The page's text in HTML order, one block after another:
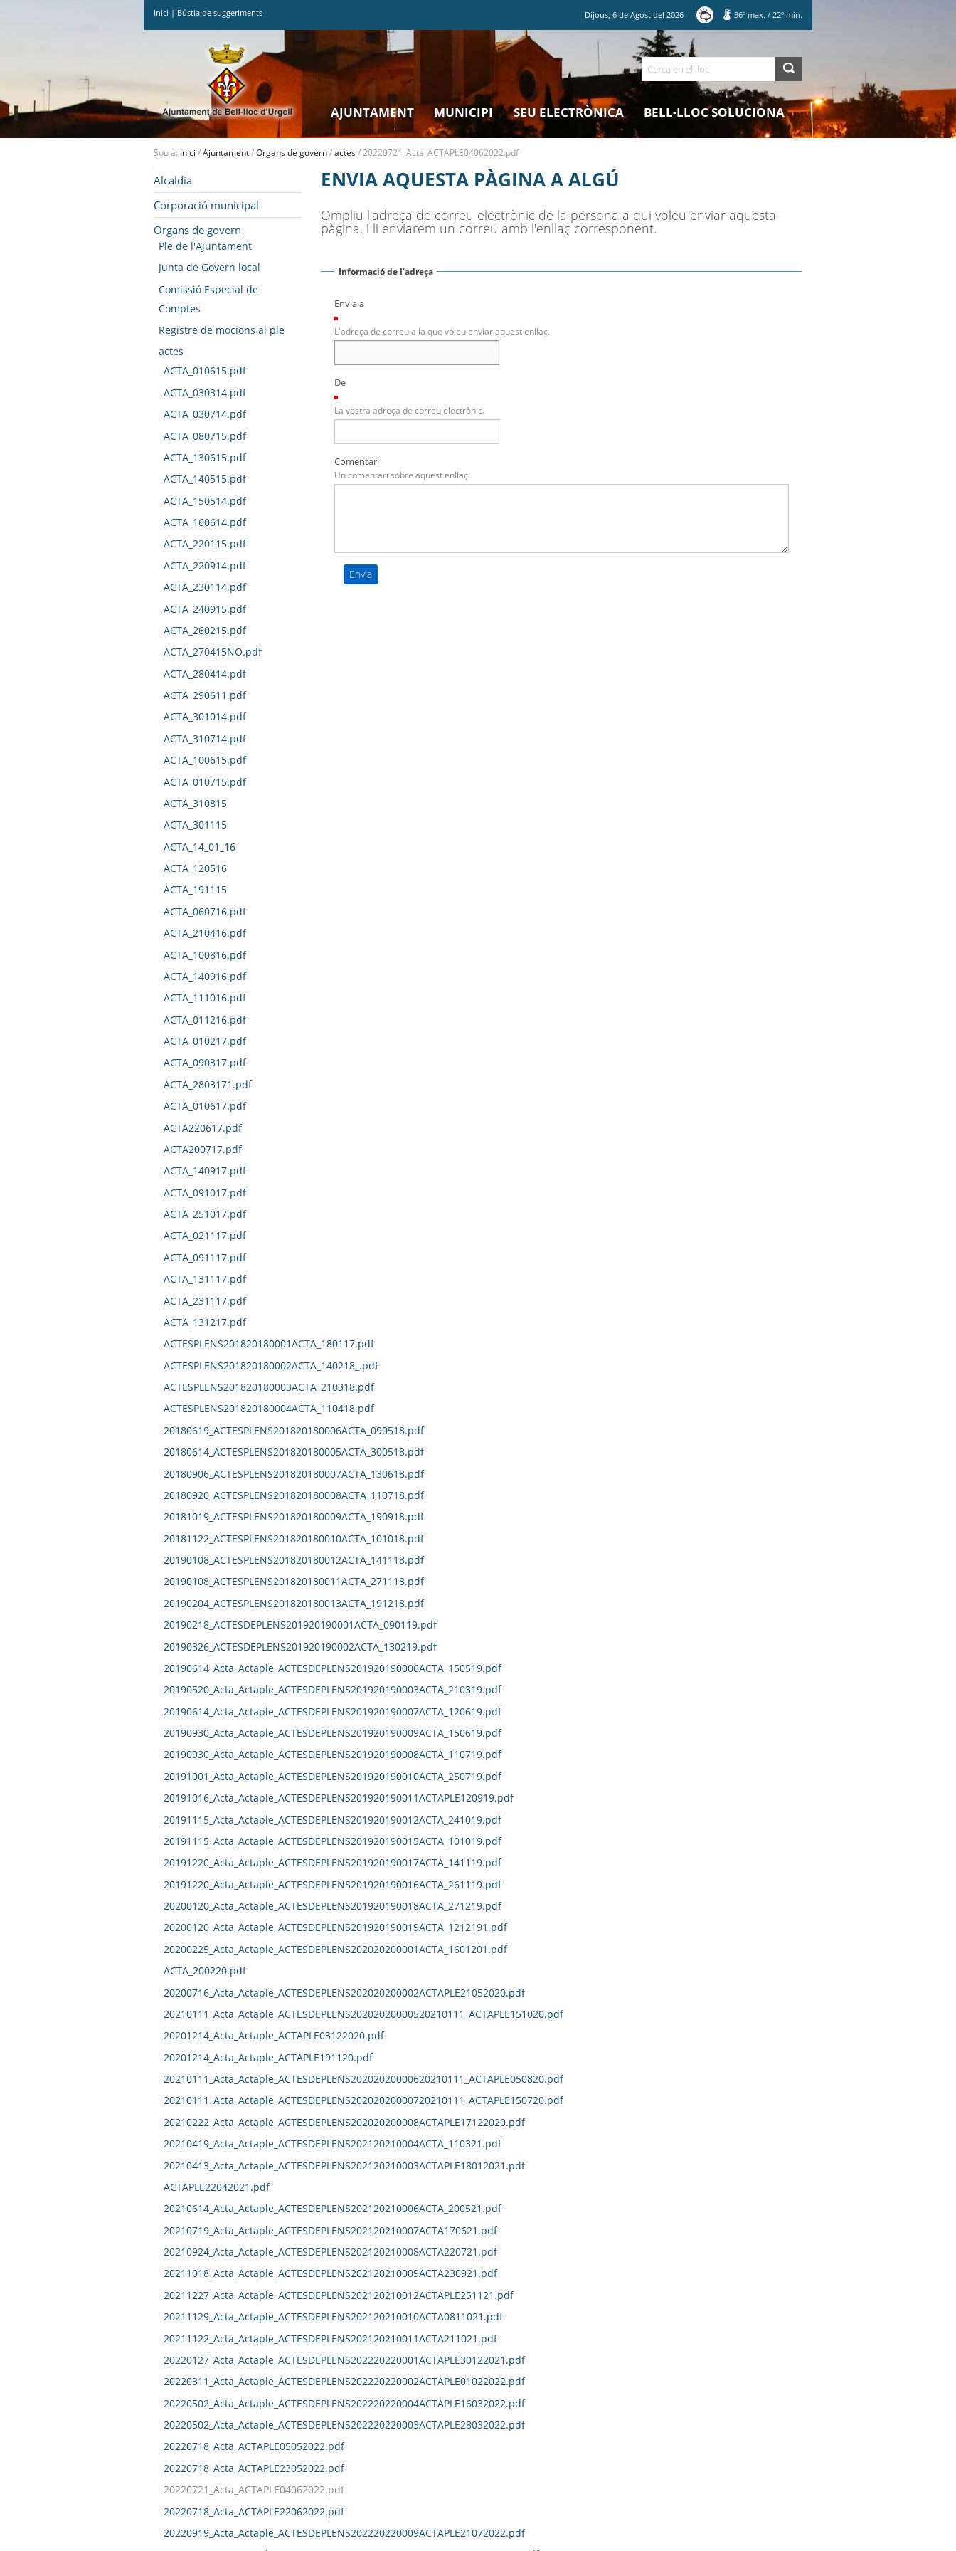
Inici | Bústia de suggeriments Dijous,6 deAgost del2026 36º max. / 22º min.
Cerca
AJUNTAMENT MUNICIPI SEU ELECTRÒNICA BELL-LLOC SOLUCIONA
Sou a: Inici /Ajuntament/Organs de govern/actes/20220721_Acta_ACTAPLE04062022.pdf
Alcaldia
Corporació municipal
Organs de govern
Ple de l'Ajuntament
Junta de Govern local
Comissió Especial de
Comptes
Registre de mocions al ple
actes
ACTA_010615.pdf
ACTA_030314.pdf
ACTA_030714.pdf
ACTA_080715.pdf
ACTA_130615.pdf
ACTA_140515.pdf
ACTA_150514.pdf
ACTA_160614.pdf
ACTA_220115.pdf
ACTA_220914.pdf
ACTA_230114.pdf
ACTA_240915.pdf
ACTA_260215.pdf
ACTA_270415NO.pdf
ACTA_280414.pdf
ACTA_290611.pdf
ACTA_301014.pdf
ACTA_310714.pdf
ACTA_100615.pdf
ACTA_010715.pdf
ACTA_310815
ACTA_301115
ACTA_14_01_16
ACTA_120516
ACTA_191115
ACTA_060716.pdf
ACTA_210416.pdf
ACTA_100816.pdf
ACTA_140916.pdf
ACTA_111016.pdf
ACTA_011216.pdf
ACTA_010217.pdf
ACTA_090317.pdf
ACTA_2803171.pdf
ACTA_010617.pdf
ACTA220617.pdf
ACTA200717.pdf
ACTA_140917.pdf
ACTA_091017.pdf
ACTA_251017.pdf
ACTA_021117.pdf
ACTA_091117.pdf
ACTA_131117.pdf
ACTA_231117.pdf
ACTA_131217.pdf
ACTESPLENS201820180001ACTA_180117.pdf
ACTESPLENS201820180002ACTA_140218_.pdf
ACTESPLENS201820180003ACTA_210318.pdf
ACTESPLENS201820180004ACTA_110418.pdf
20180619_ACTESPLENS201820180006ACTA_090518.pdf
20180614_ACTESPLENS201820180005ACTA_300518.pdf
20180906_ACTESPLENS201820180007ACTA_130618.pdf
20180920_ACTESPLENS201820180008ACTA_110718.pdf
20181019_ACTESPLENS201820180009ACTA_190918.pdf
20181122_ACTESPLENS201820180010ACTA_101018.pdf
20190108_ACTESPLENS201820180012ACTA_141118.pdf
20190108_ACTESPLENS201820180011ACTA_271118.pdf
20190204_ACTESPLENS201820180013ACTA_191218.pdf
20190218_ACTESDEPLENS201920190001ACTA_090119.pdf
20190326_ACTESDEPLENS201920190002ACTA_130219.pdf
20190614_Acta_Actaple_ACTESDEPLENS201920190006ACTA_150519.pdf
20190520_Acta_Actaple_ACTESDEPLENS201920190003ACTA_210319.pdf
20190614_Acta_Actaple_ACTESDEPLENS201920190007ACTA_120619.pdf
20190930_Acta_Actaple_ACTESDEPLENS201920190009ACTA_150619.pdf
20190930_Acta_Actaple_ACTESDEPLENS201920190008ACTA_110719.pdf
20191001_Acta_Actaple_ACTESDEPLENS201920190010ACTA_250719.pdf
20191016_Acta_Actaple_ACTESDEPLENS201920190011ACTAPLE120919.pdf
20191115_Acta_Actaple_ACTESDEPLENS201920190012ACTA_241019.pdf
20191115_Acta_Actaple_ACTESDEPLENS201920190015ACTA_101019.pdf
20191220_Acta_Actaple_ACTESDEPLENS201920190017ACTA_141119.pdf
20191220_Acta_Actaple_ACTESDEPLENS201920190016ACTA_261119.pdf
20200120_Acta_Actaple_ACTESDEPLENS201920190018ACTA_271219.pdf
20200120_Acta_Actaple_ACTESDEPLENS201920190019ACTA_1212191.pdf
20200225_Acta_Actaple_ACTESDEPLENS202020200001ACTA_1601201.pdf
ACTA_200220.pdf
20200716_Acta_Actaple_ACTESDEPLENS202020200002ACTAPLE21052020.pdf
20210111_Acta_Actaple_ACTESDEPLENS20202020000520210111_ACTAPLE151020.pdf
20201214_Acta_Actaple_ACTAPLE03122020.pdf
20201214_Acta_Actaple_ACTAPLE191120.pdf
20210111_Acta_Actaple_ACTESDEPLENS20202020000620210111_ACTAPLE050820.pdf
20210111_Acta_Actaple_ACTESDEPLENS20202020000720210111_ACTAPLE150720.pdf
20210222_Acta_Actaple_ACTESDEPLENS202020200008ACTAPLE17122020.pdf
20210419_Acta_Actaple_ACTESDEPLENS202120210004ACTA_110321.pdf
20210413_Acta_Actaple_ACTESDEPLENS202120210003ACTAPLE18012021.pdf
ACTAPLE22042021.pdf
20210614_Acta_Actaple_ACTESDEPLENS202120210006ACTA_200521.pdf
20210719_Acta_Actaple_ACTESDEPLENS202120210007ACTA170621.pdf
20210924_Acta_Actaple_ACTESDEPLENS202120210008ACTA220721.pdf
20211018_Acta_Actaple_ACTESDEPLENS202120210009ACTA230921.pdf
20211227_Acta_Actaple_ACTESDEPLENS202120210012ACTAPLE251121.pdf
20211129_Acta_Actaple_ACTESDEPLENS202120210010ACTA0811021.pdf
20211122_Acta_Actaple_ACTESDEPLENS202120210011ACTA211021.pdf
20220127_Acta_Actaple_ACTESDEPLENS202220220001ACTAPLE30122021.pdf
20220311_Acta_Actaple_ACTESDEPLENS202220220002ACTAPLE01022022.pdf
20220502_Acta_Actaple_ACTESDEPLENS202220220004ACTAPLE16032022.pdf
20220502_Acta_Actaple_ACTESDEPLENS202220220003ACTAPLE28032022.pdf
20220718_Acta_ACTAPLE05052022.pdf
20220718_Acta_ACTAPLE23052022.pdf
20220721_Acta_ACTAPLE04062022.pdf
20220718_Acta_ACTAPLE22062022.pdf
20220919_Acta_Actaple_ACTESDEPLENS202220220009ACTAPLE21072022.pdf
ENVIA AQUESTA PÀGINA A ALGÚ
Ompliu l'adreça de correu electrònic de la persona a qui voleu enviar aquesta
pàgina, i li enviarem un correu amb l'enllaç corresponent.
Informació de l'adreça
Envia a
L'adreça de correu a la que voleu enviar aquest enllaç.
De
La vostra adreça de correu electrònic.
Comentari
Un comentari sobre aquest enllaç.